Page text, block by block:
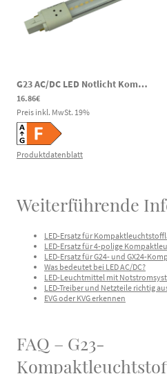
G23 AC/DC LED Notlicht Kompaktleuchtstofflampe 6W 600lm 4000K 180-269V DC 180-260V AC
16.86€
Preis inkl. MwSt. 19%
Produktdatenblatt
Weiterführende
LED-Ersatz für
LED-Ersatz für 4-polige
LED-Ersatz für G24- und GX24-
Was bedeutet bei LED AC/DC?
LED-Leuchtmittel mit
LED-Treiber und Netzteile richtig
EVG oder KVG erkennen
FAQ – G23-